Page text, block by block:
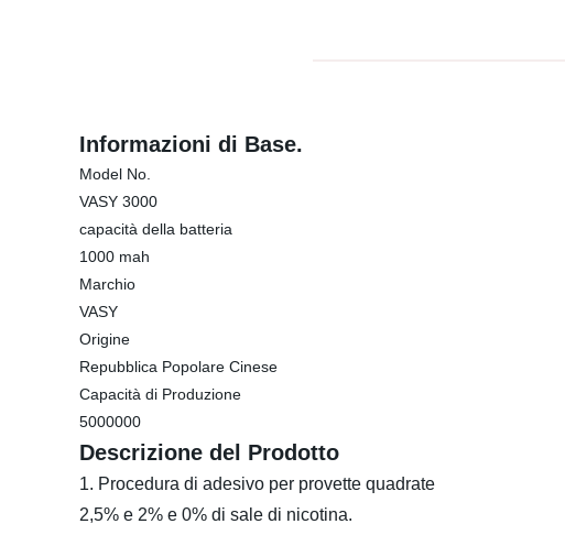
Informazioni di Base.
Model No.
VASY 3000
capacità della batteria
1000 mah
Marchio
VASY
Origine
Repubblica Popolare Cinese
Capacità di Produzione
5000000
Descrizione del Prodotto
1. Procedura di adesivo per provette quadrate
2,5% e 2% e 0% di sale di nicotina.